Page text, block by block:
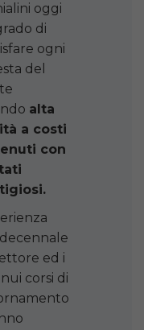
oggi
di
ogni
del
alta
a costi
con
ed i
corsi di